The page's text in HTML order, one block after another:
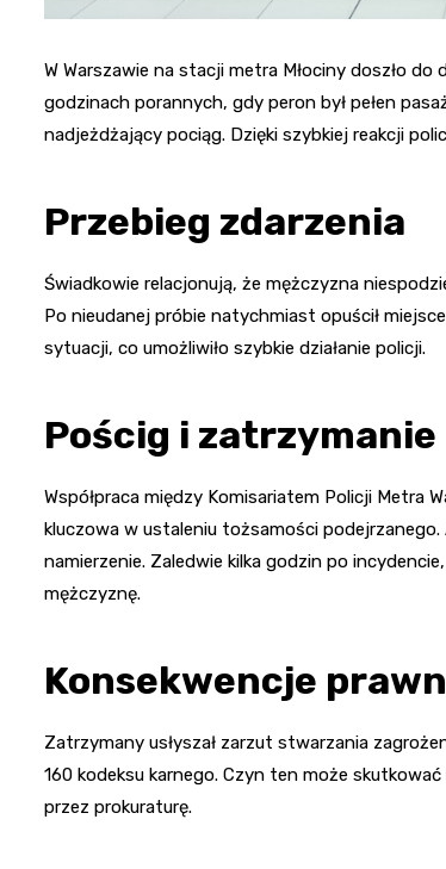
W Warszawie na stacji metra Młociny doszło
godzinach porannych, gdy peron był pełen
nadjeżdżający pociąg. Dzięki szybkiej reakcji
Przebieg zdarzenia
Świadkowie relacjonują, że mężczyzna
Po nieudanej próbie natychmiast opuścił
sytuacji, co umożliwiło szybkie działanie policji.
Pościg i zatrzymanie
Współpraca między Komisariatem Policji Metra
kluczowa w ustaleniu tożsamości
namierzenie. Zaledwie kilka godzin po
mężczyznę.
Konsekwencje
Zatrzymany usłyszał zarzut stwarzania
160 kodeksu karnego. Czyn ten może
przez prokuraturę.